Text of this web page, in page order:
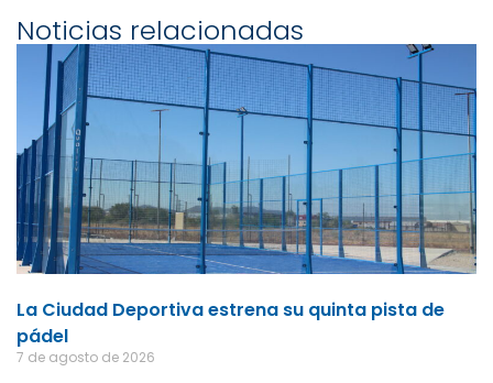
Noticias relacionadas
La Ciudad Deportiva estrena su quinta pista de
pádel
7 de agosto de 2026